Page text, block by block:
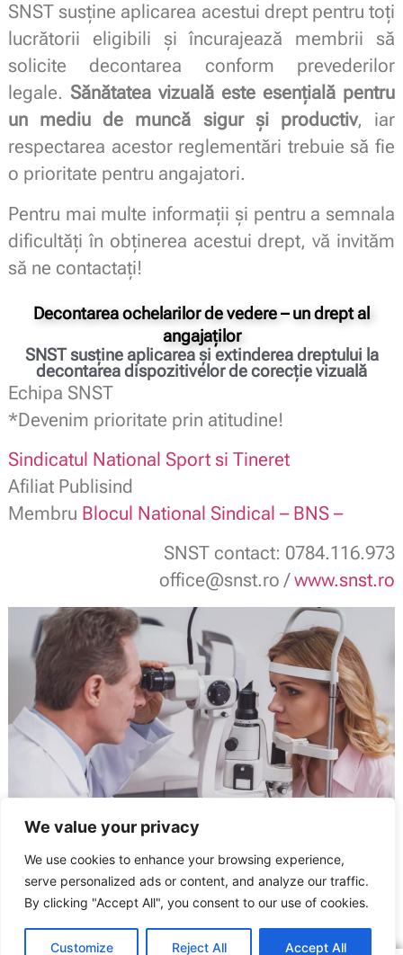
We value your privacy
We use cookies to enhance your browsing experience,
serve personalized ads or content, and analyze our traffic.
By clicking "Accept All", you consent to our use of cookies.
Customize Reject All Accept All
SNST susține aplicarea acestui drept pentru toți
lucrătorii eligibili și încurajează membrii să
solicite decontarea conform prevederilor
legale. Sănătatea vizuală este esențială pentru
un mediu de muncă sigur și productiv, iar
respectarea acestor reglementări trebuie să fie
o prioritate pentru angajatori.
Pentru mai multe informații și pentru a semnala
dificultăți în obținerea acestui drept, vă invităm
să ne contactați!
Decontarea ochelarilor de vedere – un drept al
angajaților
SNST susține aplicarea și extinderea dreptului la
decontarea dispozitivelor de corecție vizuală
Echipa SNST
*Devenim prioritate prin atitudine!
Sindicatul National Sport si Tineret
Afiliat Publisind
Membru Blocul National Sindical – BNS –
SNST contact: 0784.116.973
office@snst.ro /www.snst.ro
Sindicatul Național Sport și Tineret: HG nr. 64/2025 – Norme de aplicare
ARTICOLUL ANTERIOR
Decontarea ochelarilor de vedere – un drept al angajaților